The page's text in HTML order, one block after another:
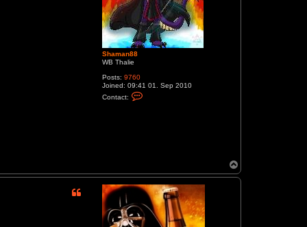
Shaman88
WB Thalie
Posts: 9760
Joined: 09:41 01. Sep 2010
Contact:
m
a
n
8
o
p